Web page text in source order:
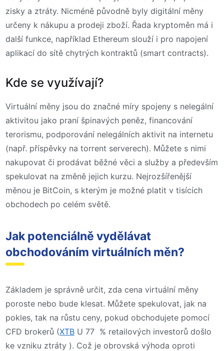
zisky a ztráty. Nicméně původně byly digitální měny
určeny k nákupu a prodeji zboží. Řada kryptoměn má i
další funkce, například Ethereum slouží i pro napojení
aplikací do sítě chytrých kontraktů (smart contracts).
Kde se využívají?
Virtuální měny jsou do značné míry spojeny s nelegální
aktivitou jako praní špinavých peněz, financování
terorismu, podporování nelegálních aktivit na internetu
(např. příspěvky na torrent serverech). Můžete s nimi
nakupovat či prodávat běžné věci a služby a především
spekulovat na změně jejich kurzu. Nejrozšířenější
měnou je BitCoin, s kterým je možné platit v tisících
obchodech po celém světě.
Jak potenciálně vydělávat
obchodováním virtuálních měn?
Základem je správně určit, zda cena virtuální měny
poroste nebo bude klesat. Můžete spekulovat, jak na
pokles, tak na růstu ceny, pokud obchodujete pomocí
CFD brokerů (XTB U 77 % retailových investorů došlo
ke vzniku ztráty ). Což je obrovská výhoda oproti